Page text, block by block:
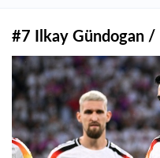
#7 Ilkay Gündogan /